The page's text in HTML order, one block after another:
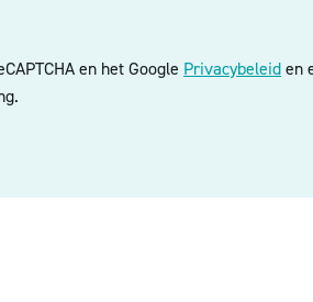
en het Google Privacybeleiden